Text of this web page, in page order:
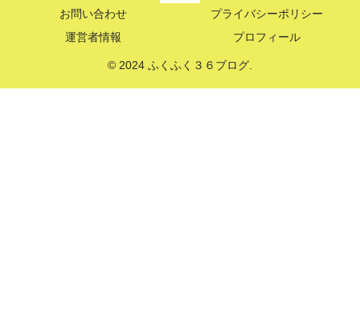
お問い合わせ
プライバシーポリシー
運営者情報
プロフィール
© 2024 ふくふく３６ブログ.